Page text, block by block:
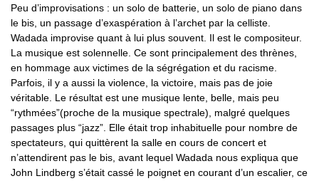
Peu d’improvisations : un solo de batterie, un solo de piano dans
le bis, un passage d’exaspération à l’archet par la celliste.
Wadada improvise quant à lui plus souvent. Il est le compositeur.
La musique est solennelle. Ce sont principalement des thrènes,
en hommage aux victimes de la ségrégation et du racisme.
Parfois, il y a aussi la violence, la victoire, mais pas de joie
véritable. Le résultat est une musique lente, belle, mais peu
“rythmées”(proche de la musique spectrale), malgré quelques
passages plus “jazz”. Elle était trop inhabituelle pour nombre de
spectateurs, qui quittèrent la salle en cours de concert et
n’attendirent pas le bis, avant lequel Wadada nous expliqua que
John Lindberg s’était cassé le poignet en courant d’un escalier, ce